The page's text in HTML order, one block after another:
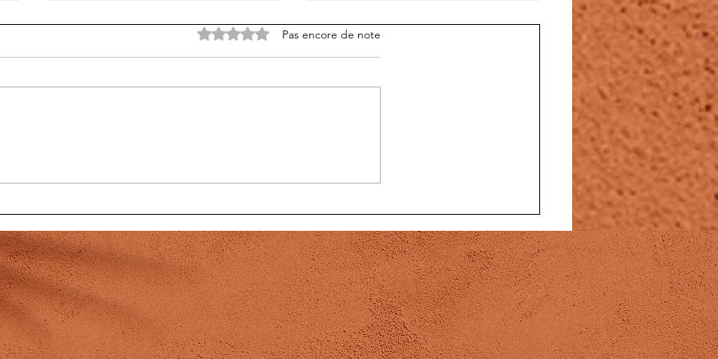
Noté 0 étoile sur 5.Pas encore de note